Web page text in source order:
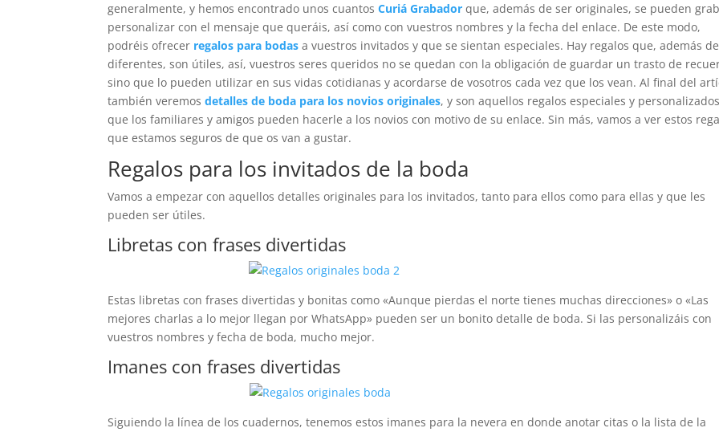
generalmente, y hemos encontrado unos cuantosCuriá Grabador que, además de ser originales, se pueden
personalizar con el mensaje que queráis, así como con vuestros nombres y la fecha del enlace. De este modo,
podréis ofrecer regalos para bodas a vuestros invitados y que se sientan especiales. Hay regalos que, además
diferentes, son útiles, así, vuestros seres queridos no se quedan con la obligación de guardar un trasto de
sino que lo pueden utilizar en sus vidas cotidianas y acordarse de vosotros cada vez que los vean. Al final del
también veremosdetalles de boda para los novios originales, y son aquellos regalos especiales y
que los familiares y amigos pueden hacerle a los novios con motivo de su enlace. Sin más, vamos a ver estos
que estamos seguros de que os van a gustar.
Regalos para los invitados de la boda
Vamos a empezar con aquellos detalles originales para los invitados, tanto para ellos como para ellas y que les
pueden ser útiles.
Libretas con frases divertidas
Estas libretas con frases divertidas y bonitas como «Aunque pierdas el norte tienes muchas direcciones» o «Las
mejores charlas a lo mejor llegan por WhatsApp» pueden ser un bonito detalle de boda. Si las personalizáis con
vuestros nombres y fecha de boda, mucho mejor.
Imanes con frases divertidas
Siguiendo la línea de los cuadernos, tenemos estos imanes para la nevera en donde anotar citas o la lista de la